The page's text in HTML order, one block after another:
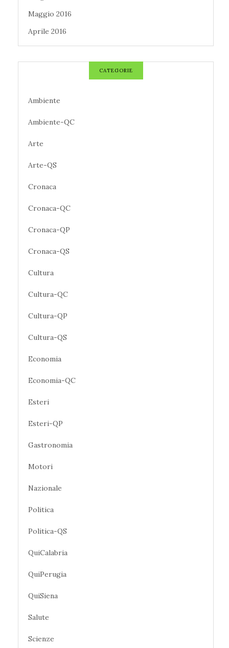
Maggio 2016
Aprile 2016
CATEGORIE
Ambiente
Ambiente-QC
Arte
Arte-QS
Cronaca
Cronaca-QC
Cronaca-QP
Cronaca-QS
Cultura
Cultura-QC
Cultura-QP
Cultura-QS
Economia
Economia-QC
Esteri
Esteri-QP
Gastronomia
Motori
Nazionale
Politica
Politica-QS
QuiCalabria
QuiPerugia
QuiSiena
Salute
Scienze